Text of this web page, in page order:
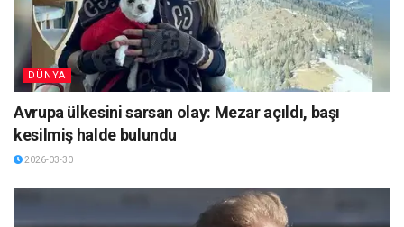
DÜNYA
Avrupa ülkesini sarsan olay: Mezar açıldı, başı
kesilmiş halde bulundu
2026-03-30